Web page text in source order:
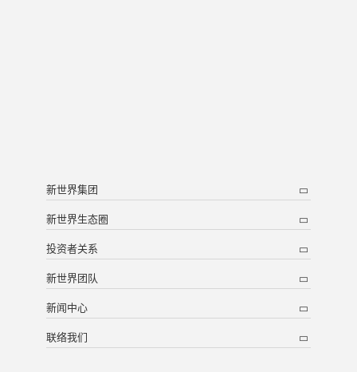
新世界集团
新世界生态圈
投资者关系
新世界团队
新闻中心
联络我们